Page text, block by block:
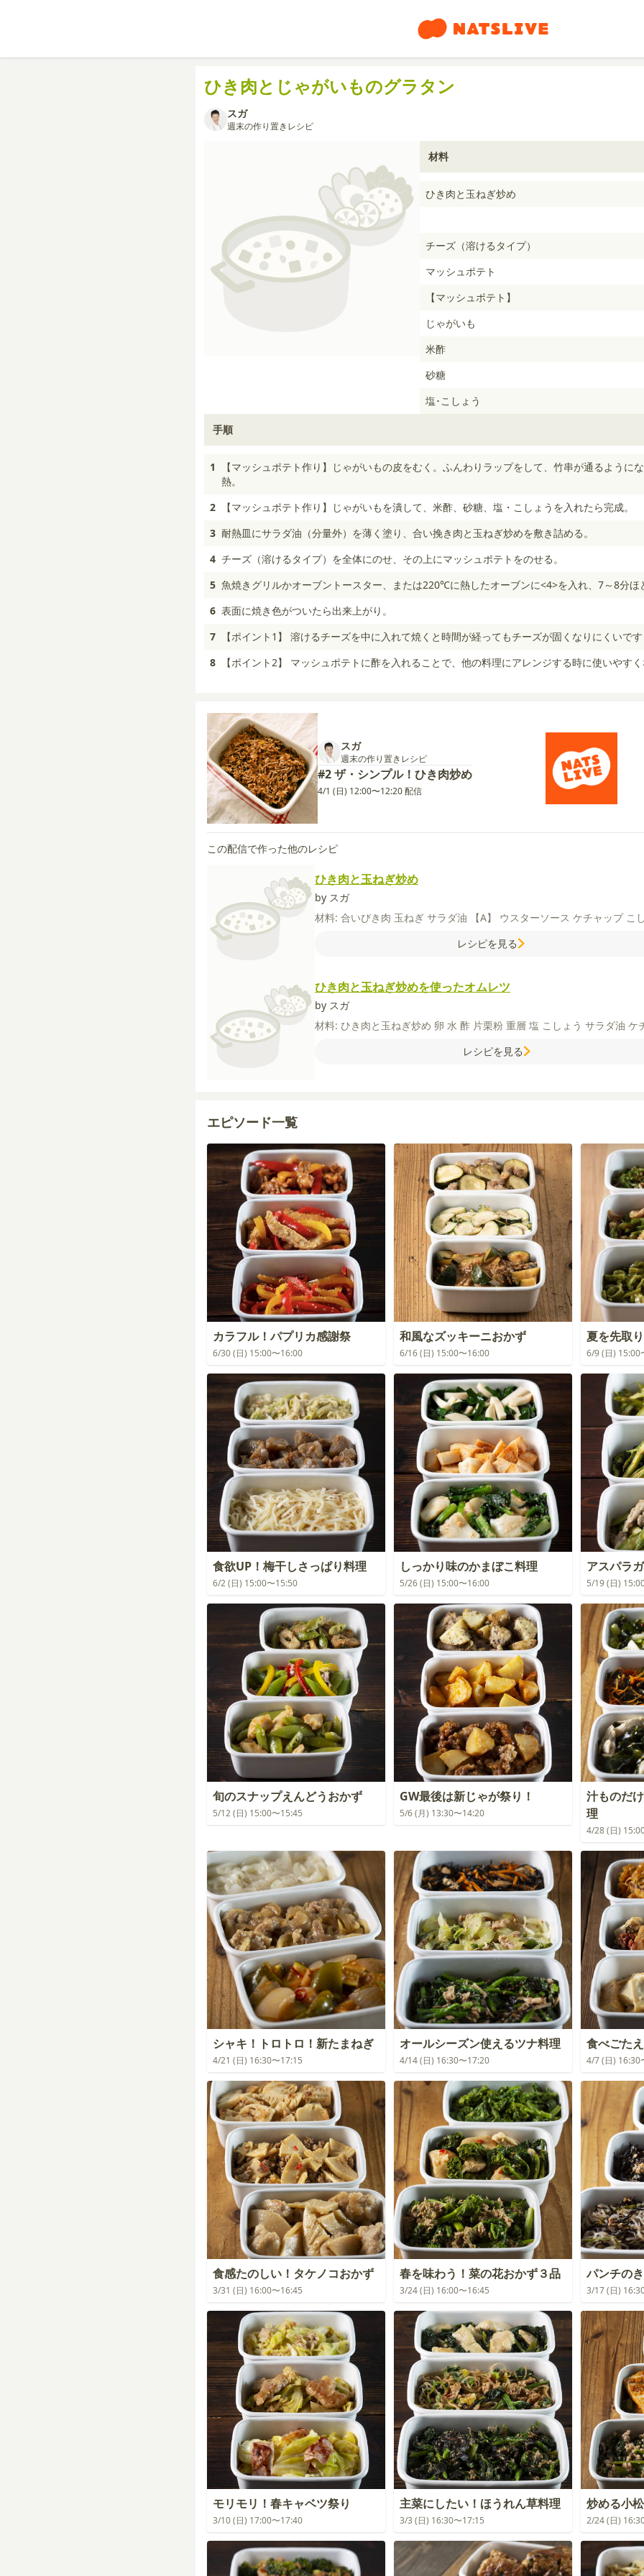
ひき肉とじゃがいものグラタン
スガ
週末の作り置きレシピ
材料
ひき肉と玉ねぎ炒め
チーズ（溶けるタイプ）
マッシュポテト
【マッシュポテト】
じゃがいも
米酢
砂糖
塩･こしょう
手順
1
【マッシュポテト作り】じゃがいもの皮をむく。ふんわりラップをして、竹串が通るように
熱。
2
【マッシュポテト作り】じゃがいもを潰して、米酢、砂糖、塩・こしょうを入れたら完成。
3 耐熱皿にサラダ油（分量外）を薄く塗り、合い挽き肉と玉ねぎ炒めを敷き詰める。
4 チーズ（溶けるタイプ）を全体にのせ、その上にマッシュポテトをのせる。
5 魚焼きグリルかオーブントースター、または220℃に熱したオーブンに<4>を入れ、7～8分ほ
6 表面に焼き色がついたら出来上がり。
7
【ポイント1】 溶けるチーズを中に入れて焼くと時間が経ってもチーズが固くなりにくいで
8
【ポイント2】 マッシュポテトに酢を入れることで、他の料理にアレンジする時に使いやす
スガ
週末の作り置きレシピ
#2 ザ・シンプル！ひき肉炒め
4/1 (日) 12:00〜12:20 配信
この配信で作った他のレシピ
ひき肉と玉ねぎ炒め
by スガ
材料: 合いびき肉 玉ねぎ サラダ油 【A】 ウスターソース ケチャップ こ
レシピを見る
ひき肉と玉ねぎ炒めを使ったオムレツ
by スガ
材料: ひき肉と玉ねぎ炒め 卵 水 酢 片栗粉 重層 塩 こしょう サラダ油 ケ
レシピを見る
エピソード一覧
カラフル！パプリカ感謝祭
6/30 (日) 15:00〜16:00
和風なズッキーニおかず
6/16 (日) 15:00〜16:00
夏を先取
6/9 (日) 15:00
食欲UP！梅干しさっぱり料理
6/2 (日) 15:00〜15:50
しっかり味のかまぼこ料理
5/26 (日) 15:00〜16:00
アスパラ
5/19 (日)
旬のスナップえんどうおかず
5/12 (日) 15:00〜15:45
GW最後は新じゃが祭り！
5/6 (月) 13:30〜14:20
汁ものだ
理
4/28 (日)
シャキ！トロトロ！新たまねぎ
4/21 (日) 16:30〜17:15
オールシーズン使えるツナ料理
4/14 (日) 16:30〜17:20
食べごた
4/7 (日) 16:30
食感たのしい！タケノコおかず
3/31 (日) 16:00〜16:45
春を味わう！菜の花おかず３品
3/24 (日) 16:00〜16:45
パンチの
3/17 (日)
モリモリ！春キャベツ祭り
3/10 (日) 17:00〜17:40
主菜にしたい！ほうれん草料理
3/3 (日) 16:30〜17:15
炒める小
2/24 (日)